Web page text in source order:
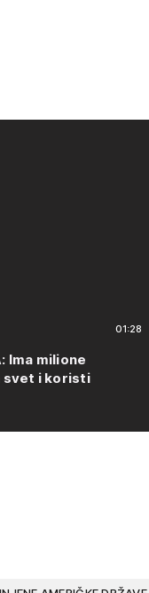
01:28
Ima milione
svet i koristi